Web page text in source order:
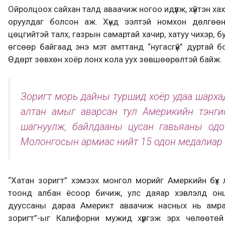
Ойролцоох сайхан талд аваачиж ногоо идүүлж, хүйтэн
оруулдаг болсон аж. Хүнд ээлтэй номхон дөлгөөн
цөцгийтэй талх, газрын самартай хачир, хатуу чихэр,
өгсөөр байгаад энэ мэт амттанд “нугасгүй” дуртай
Өдөрт зөвхөн хоёр лонх кола уух зөвшөөрөлтэй байж.
Зоригт морь дайны туршид хоёр удаа
алтан амыг аварсан тул Америкийн
шагнуулж, байлдааны цусан гавьяаны
Молонгосын армиас нийт 15 одон
“Хатан зоригт” хэмээх монгол морийг Амеркийн
тоонд албан ёсоор бичиж, улс даяар хэвлэлд
дууссаны дараа Америкт аваачиж насных нь
зоригт”-ыг Калифорни мужид хүргэж эрх чөлөөтөй